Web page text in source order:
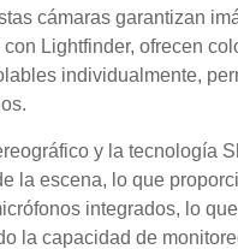
cámaras garantizan
con Lightfinder, ofrecen
individualmente,
y la tecnología
la escena, lo que
integrados, lo
la capacidad de